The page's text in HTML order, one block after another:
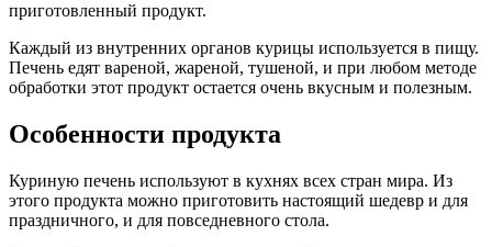
приготовленный продукт.
Каждый из внутренних органов курицы используется в пищу.
Печень едят вареной, жареной, тушеной, и при любом методе
обработки этот продукт остается очень вкусным и полезным.
Особенности продукта
Куриную печень используют в кухнях всех стран мира. Из
этого продукта можно приготовить настоящий шедевр и для
праздничного, и для повседневного стола.